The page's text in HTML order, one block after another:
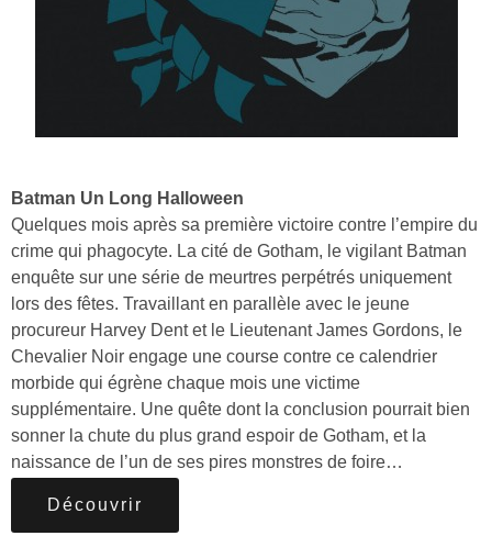
Batman Un Long Halloween
Quelques mois après sa première victoire contre l’empire du
crime qui phagocyte. La cité de Gotham, le vigilant Batman
enquête sur une série de meurtres perpétrés uniquement
lors des fêtes. Travaillant en parallèle avec le jeune
procureur Harvey Dent et le Lieutenant James Gordons, le
Chevalier Noir engage une course contre ce calendrier
morbide qui égrène chaque mois une victime
supplémentaire. Une quête dont la conclusion pourrait bien
sonner la chute du plus grand espoir de Gotham, et la
naissance de l’un de ses pires monstres de foire…
Découvrir